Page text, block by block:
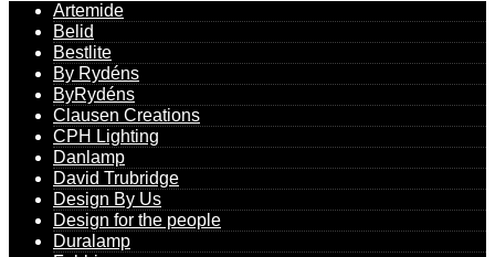
Artemide
Belid
Bestlite
By Rydéns
ByRydéns
Clausen Creations
CPH Lighting
Danlamp
David Trubridge
Design By Us
Design for the people
Duralamp